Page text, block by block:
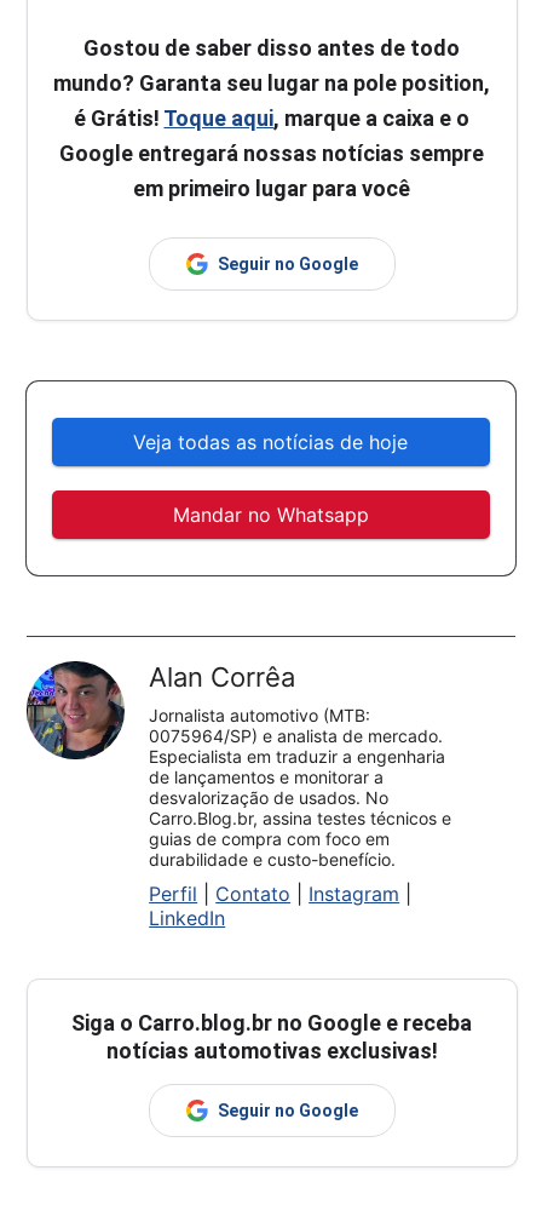
Gostou de saber disso antes de todo
mundo? Garanta seu lugar na pole position,
é Grátis! Toque aqui, marque a caixa e o
Google entregará nossas notícias sempre
em primeiro lugar para você
Seguir no Google
Veja todas as notícias de hoje
Mandar no Whatsapp
Alan Corrêa
Jornalista automotivo (MTB:
0075964/SP) e analista de mercado.
Especialista em traduzir a engenharia
de lançamentos e monitorar a
desvalorização de usados. No
Carro.Blog.br, assina testes técnicos e
guias de compra com foco em
durabilidade e custo-benefício.
Perfil Contato Instagram
LinkedIn
Siga o Carro.blog.br no Google e receba
notícias automotivas exclusivas!
Seguir no Google